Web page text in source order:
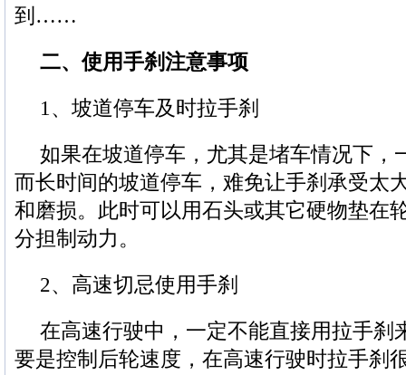
到……
二、使用手刹注意事项
1、坡道停车及时拉手刹
如果在坡道停车，尤其是堵车情况下，
而长时间的坡道停车，难免让手刹承受太
和磨损。此时可以用石头或其它硬物垫在
分担制动力。
2、高速切忌使用手刹
在高速行驶中，一定不能直接用拉手刹
要是控制后轮速度，在高速行驶时拉手刹